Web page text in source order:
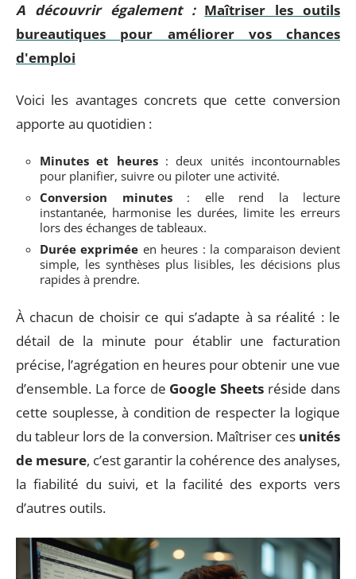
A découvrir également : Maîtriser les outils
bureautiques pour améliorer vos chances
d'emploi
Voici les avantages concrets que cette conversion
apporte au quotidien :
Minutes et heures: deux unités incontournables
pour planifier, suivre ou piloter une activité.
Conversion minutes: elle rend la lecture
instantanée, harmonise les durées, limite les erreurs
lors des échanges de tableaux.
Durée exprimée en heures : la comparaison devient
simple, les synthèses plus lisibles, les décisions plus
rapides à prendre.
À chacun de choisir ce qui s’adapte à sa réalité : le
détail de la minute pour établir une facturation
précise, l’agrégation en heures pour obtenir une vue
d’ensemble. La force de Google Sheets réside dans
cette souplesse, à condition de respecter la logique
du tableur lors de la conversion. Maîtriser ces unités
de mesure, c’est garantir la cohérence des analyses,
la fiabilité du suivi, et la facilité des exports vers
d’autres outils.